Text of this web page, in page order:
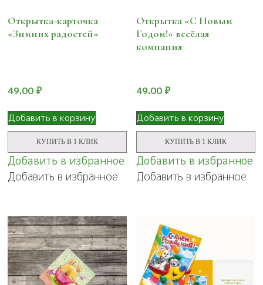
Открытка-карточка
«Зимних радостей»
49.00 ₽
Добавить в корзину
КУПИТЬ В 1 КЛИК
Добавить в избранное
Добавить в избранное
Открытка «С Новым
Годом!» весёлая
компания
49.00₽
Добавить в корзину
КУПИТЬ В 1 КЛИК
Добавить в избранное
Добавить в избранное